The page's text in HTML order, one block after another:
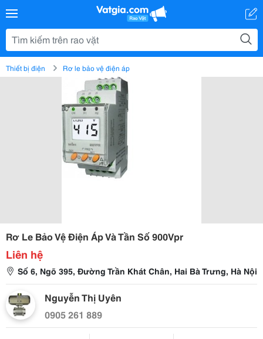
Thiết bị điện Rơ le bảo vệ điện áp
Rơ Le Bảo Vệ Điện Áp Và Tần Số 900Vpr
Liên hệ
Số 6, Ngõ 395, Đường Trần Khát Chân, Hai Bà Trưng, Hà Nội
Nguyễn Thị Uyên
0905 261 889